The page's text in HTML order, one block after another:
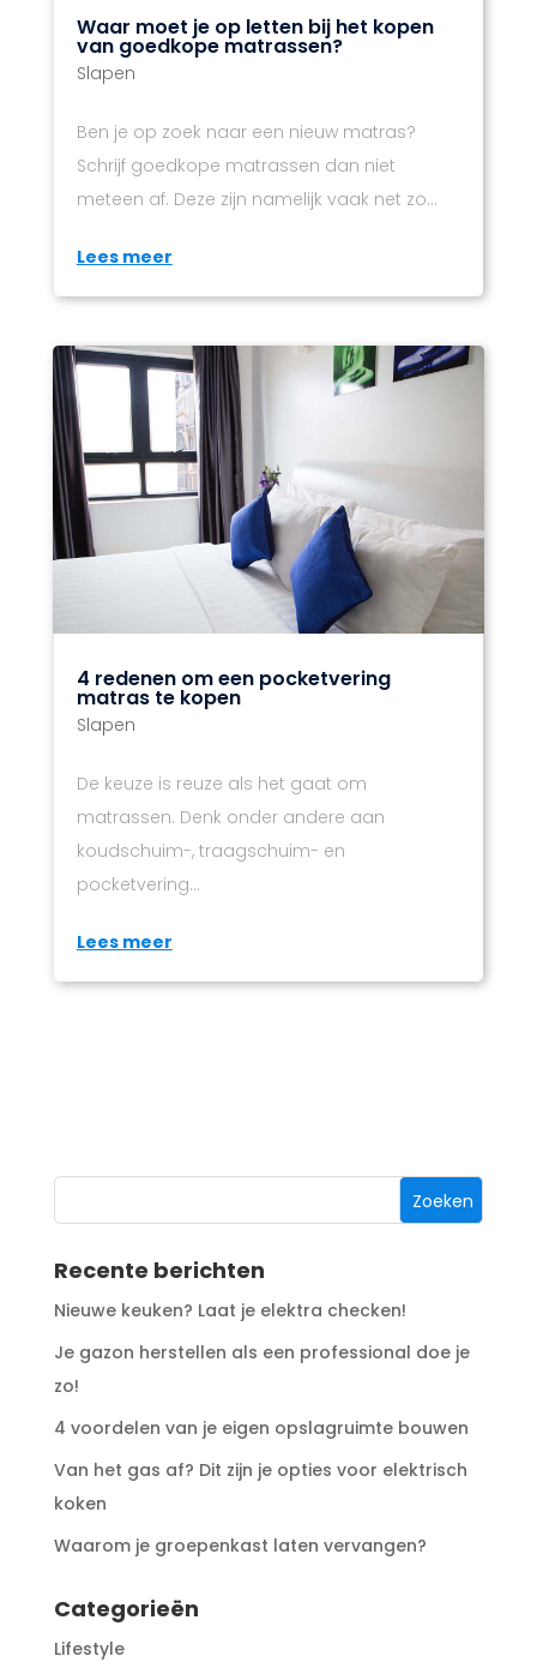
Waar moet je op letten bij het kopen
van goedkope matrassen?
Slapen
Ben je op zoek naar een nieuw matras?
Schrijf goedkope matrassen dan niet
meteen af. Deze zijn namelijk vaak net zo...
Lees meer
4 redenen om een pocketvering
matras te kopen
Slapen
De keuze is reuze als het gaat om
matrassen. Denk onder andere aan
koudschuim-, traagschuim- en
pocketvering...
Lees meer
Recente berichten
Nieuwe keuken? Laat je elektra checken!
Je gazon herstellen als een professional doe je
zo!
4 voordelen van je eigen opslagruimte bouwen
Van het gas af? Dit zijn je opties voor elektrisch
koken
Waarom je groepenkast laten vervangen?
Categorieën
Lifestyle